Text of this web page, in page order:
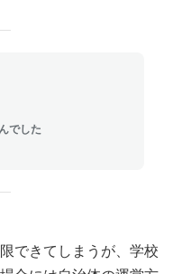
でした
できてしまうが、学校